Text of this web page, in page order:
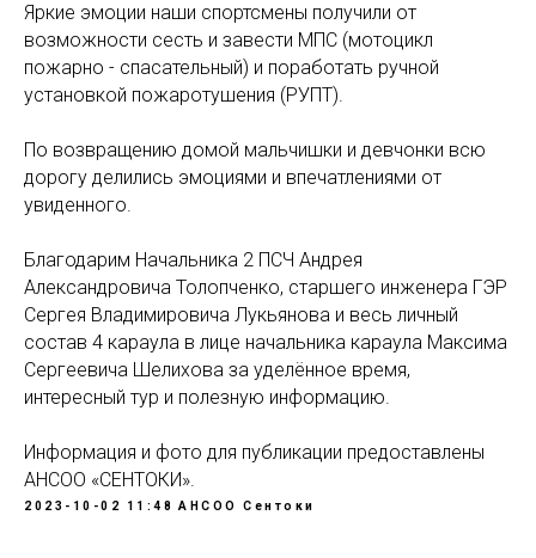
Яркие эмоции наши спортсмены получили от
возможности сесть и завести МПС (мотоцикл
пожарно - спасательный) и поработать ручной
установкой пожаротушения (РУПТ).
По возвращению домой мальчишки и девчонки всю
дорогу делились эмоциями и впечатлениями от
увиденного.
Благодарим Начальника 2 ПСЧ Андрея
Александровича Толопченко, старшего инженера ГЭР
Сергея Владимировича Лукьянова и весь личный
состав 4 караула в лице начальника караула Максима
Сергеевича Шелихова за уделённое время,
интересный тур и полезную информацию.
Информация и фото для публикации предоставлены
АНСОО «СЕНТОКИ».
2023-10-02 11:48 АНСОО Сентоки